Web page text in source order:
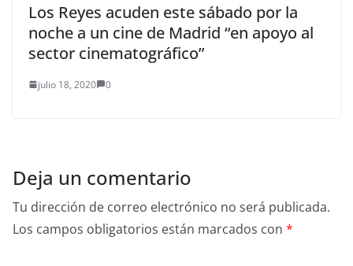
Los Reyes acuden este sábado por la
noche a un cine de Madrid “en apoyo al
sector cinematográfico”
julio 18, 2020 0
Deja un comentario
Tu dirección de correo electrónico no será publicada.
Los campos obligatorios están marcados con *